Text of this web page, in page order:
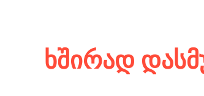
ხშირად